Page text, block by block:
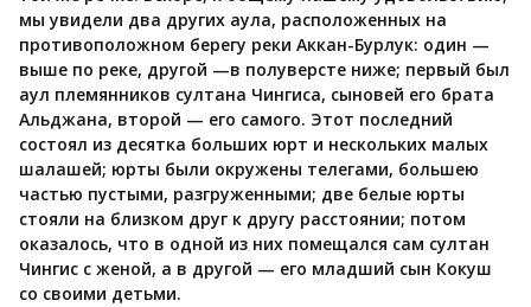
мы увидели два других аула, расположенных на
противоположном берегу реки Аккан-Бурлук: один —
выше по реке, другой —в полуверсте ниже; первый был
аул племянников султана Чингиса, сыновей его брата
Альджана, второй — его самого. Этот последний
состоял из десятка больших юрт и нескольких малых
шалашей; юрты были окружены телегами, большею
частью пустыми, разгруженными; две белые юрты
стояли на близком друг к другу расстоянии; потом
оказалось, что в одной из них помещался сам султан
Чингис с женой, а в другой — его младший сын Кокуш
со своими детьми.